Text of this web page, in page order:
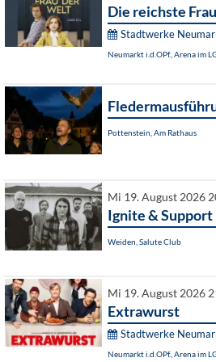
Die reichste
Stadtwerke
Neumarkt i.d.OPf., Arena im
Pottenstein, Am Rathaus
Mi 19. August 2026
Ignite & Support
Weiden, Salute Club
Mi 19. August 2026
Extrawurst
Stadtwerke
Neumarkt i.d.OPf., Arena im